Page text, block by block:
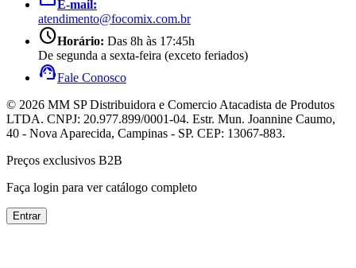
E-mail:
atendimento@focomix.com.br
scheduleHorário: Das 8h às 17:45h
De segunda a sexta-feira (exceto feriados)
support_agentFale Conosco
© 2026 MM SP Distribuidora e Comercio Atacadista de Produtos
LTDA. CNPJ: 20.977.899/0001-04. Estr. Mun. Joannine Caumo,
40 - Nova Aparecida, Campinas - SP. CEP: 13067-883.
Preços exclusivos B2B
Faça login para ver catálogo completo
Entrar